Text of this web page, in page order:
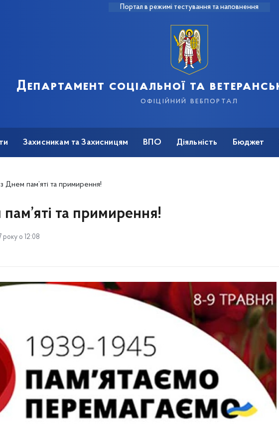
Портал в режимі тестування та наповнення
Департамент соціальної та
офіційний вебпортал
Захисникам та Захисницям ВПО Діяльність Бюджет
з Днем пам’яті та примирення!
та примирення!
року о 12:08